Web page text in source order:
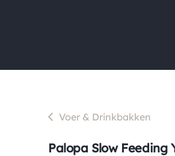
Voer & Drinkbakken
Palopa Slow Feeding